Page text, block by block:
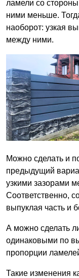
ламели со
ними меньше.
наоборот: узкая
между ними.
Можно сделать и
предыдущий
узкими зазорами
Соответственно,
выпуклая часть и
А можно сделать
одинаковыми по
пропорции
Такие изменения